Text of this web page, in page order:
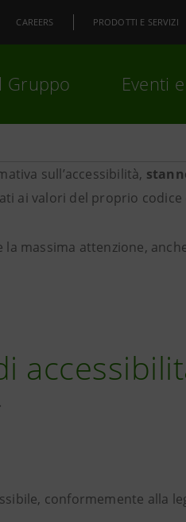
CAREERS PRODOTTI E SERVIZI
Gruppo Eventi
per cercare o
sull’accessibilità,
ai valori del proprio codice
la massima attenzione,
conformemente alla